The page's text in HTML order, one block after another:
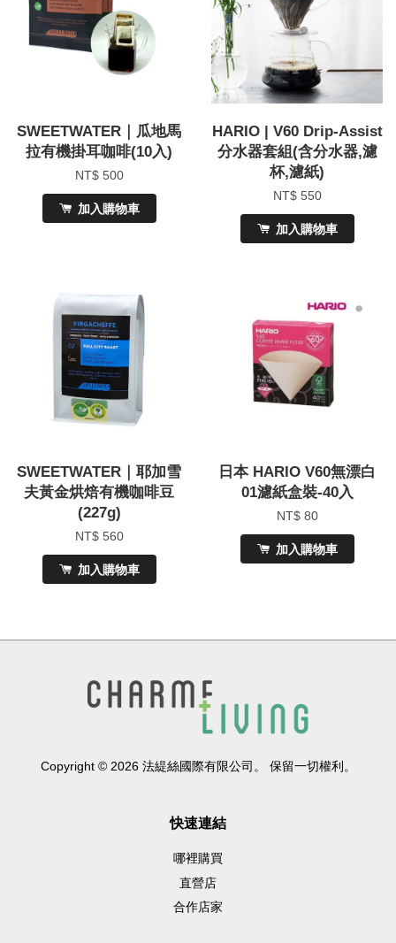
SWEETWATER｜瓜地馬
拉有機掛耳咖啡(10入)
NT$ 500
加入購物車
HARIO | V60 Drip-Assist
分水器套組(含分水器,濾
杯,濾紙)
NT$ 550
加入購物車
SWEETWATER｜耶加雪
夫黃金烘焙有機咖啡豆
(227g)
NT$ 560
加入購物車
日本 HARIO V60無漂白
01濾紙盒裝-40入
NT$ 80
加入購物車
Copyright © 2026 法緹絲國際有限公司。 保留一切權利。
快速連結
哪裡購買
直營店
合作店家